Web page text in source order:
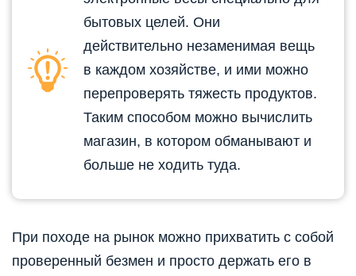
бытовых целей. Они
действительно незаменимая вещь
в каждом хозяйстве, и ими можно
перепроверять тяжесть продуктов.
Таким способом можно вычислить
магазин, в котором обманывают и
больше не ходить туда.
При походе на рынок можно прихватить с собой
проверенный безмен и просто держать его в